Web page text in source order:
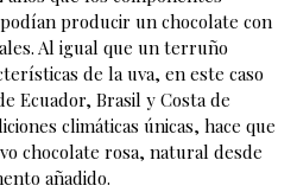
producir un chocolate con
Al igual que un terruño
de la uva, en este caso
Ecuador, Brasil y Costa de
climáticas únicas, hace que
chocolate rosa, natural desde
añadido.